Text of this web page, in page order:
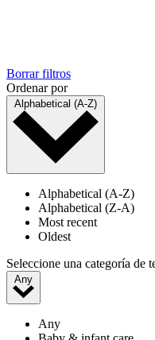
Borrar filtros
Ordenar por
Alphabetical (A-Z)
Alphabetical (A-Z)
Alphabetical (Z-A)
Most recent
Oldest
Seleccione una categoría de
Any
Any